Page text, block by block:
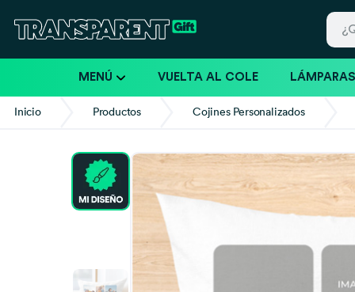
MENÚ VUELTA AL COLE LÁMPARAS
Inicio Productos Cojines Personalizados